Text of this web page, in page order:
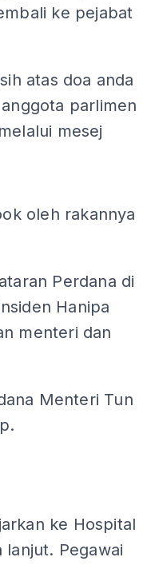
ke pejabat
atas doa anda
parlimen
mesej
oleh rakannya
Perdana di
Hanipa
menteri dan
Menteri Tun
ke Hospital
Pegawai